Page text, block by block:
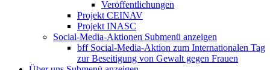
Veröffentlichungen
Projekt CEINAV
Projekt INASC
Social-Media-Aktionen Submenü anzeigen
bff Social-Media-Aktion zum Internationalen Tag
zur Beseitigung von Gewalt gegen Frauen